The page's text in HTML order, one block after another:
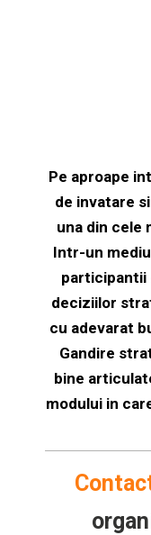
Pe aproape
de invatare
una din cele
Intr-un
participantii
deciziilor
cu adevarat
Gandire
bine
modului in